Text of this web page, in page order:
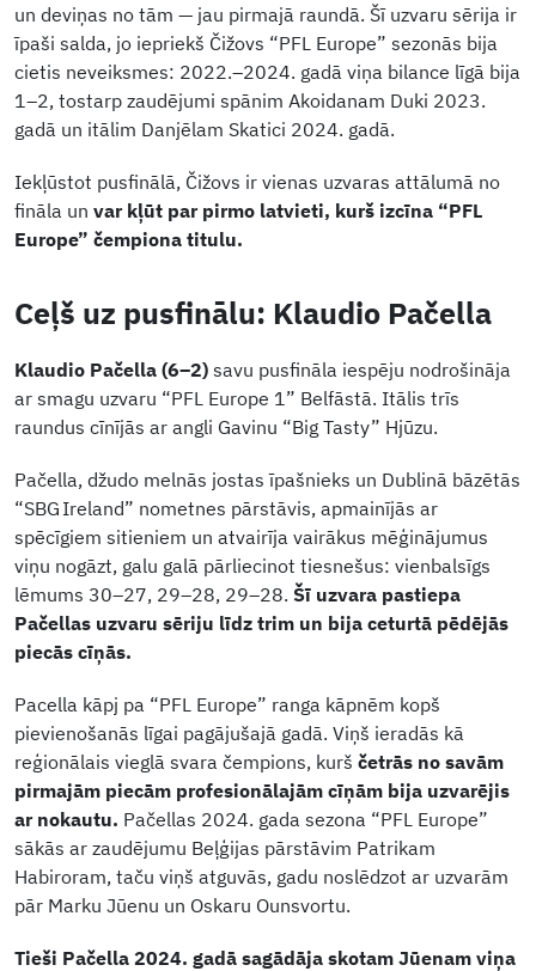
un deviņas no tām — jau pirmajā raundā. Šī uzvaru sērija ir
īpaši salda, jo iepriekš Čižovs “PFL Europe” sezonās bija
cietis neveiksmes: 2022.–2024. gadā viņa bilance līgā bija
1–2, tostarp zaudējumi spānim Akoidanam Duki 2023.
gadā un itālim Danjēlam Skatici 2024. gadā.
Iekļūstot pusfinālā, Čižovs ir vienas uzvaras attālumā no
fināla un var kļūt par pirmo latvieti, kurš izcīna “PFL
Europe” čempiona titulu.
Ceļš uz pusfinālu: Klaudio Pačella
Klaudio Pačella (6–2) savu pusfināla iespēju nodrošināja
ar smagu uzvaru “PFL Europe 1” Belfāstā. Itālis trīs
raundus cīnījās ar angli Gavinu “Big Tasty” Hjūzu.
Pačella, džudo melnās jostas īpašnieks un Dublinā bāzētās
“SBG Ireland” nometnes pārstāvis, apmainījās ar
spēcīgiem sitieniem un atvairīja vairākus mēģinājumus
viņu nogāzt, galu galā pārliecinot tiesnešus: vienbalsīgs
lēmums 30–27, 29–28, 29–28. Šī uzvara pastiepa
Pačellas uzvaru sēriju līdz trim un bija ceturtā pēdējās
piecās cīņās.
Pacella kāpj pa “PFL Europe” ranga kāpnēm kopš
pievienošanās līgai pagājušajā gadā. Viņš ieradās kā
reģionālais vieglā svara čempions, kurš četrās no savām
pirmajām piecām profesionālajām cīņām bija uzvarējis
ar nokautu. Pačellas 2024. gada sezona “PFL Europe”
sākās ar zaudējumu Beļģijas pārstāvim Patrikam
Habiroram, taču viņš atguvās, gadu noslēdzot ar uzvarām
pār Marku Jūenu un Oskaru Ounsvortu.
Tieši Pačella 2024. gadā sagādāja skotam Jūenam viņa